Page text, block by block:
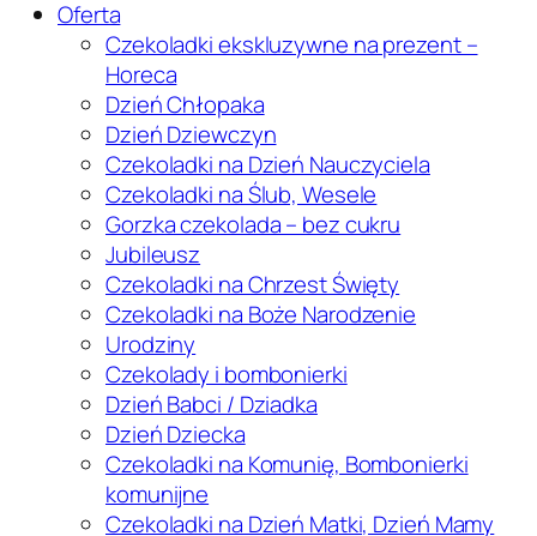
Oferta
Czekoladki ekskluzywne na prezent –
Horeca
Dzień Chłopaka
Dzień Dziewczyn
Czekoladki na Dzień Nauczyciela
Czekoladki na Ślub, Wesele
Gorzka czekolada – bez cukru
Jubileusz
Czekoladki na Chrzest Święty
Czekoladki na Boże Narodzenie
Urodziny
Czekolady i bombonierki
Dzień Babci / Dziadka
Dzień Dziecka
Czekoladki na Komunię, Bombonierki
komunijne
Czekoladki na Dzień Matki, Dzień Mamy